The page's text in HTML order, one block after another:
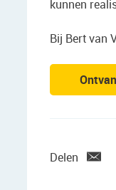
kunnen
Bij Bert van
Delen